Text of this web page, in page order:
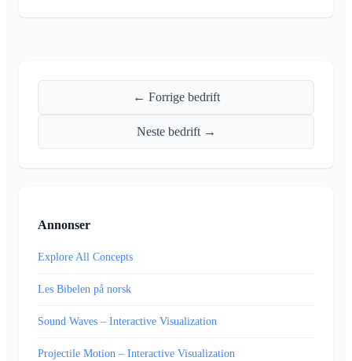
← Forrige bedrift
Neste bedrift →
Annonser
Explore All Concepts
Les Bibelen på norsk
Sound Waves – Interactive Visualization
Projectile Motion – Interactive Visualization